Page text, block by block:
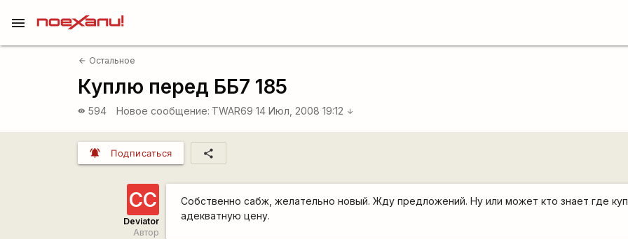
menu
arrow_back Остальное
Куплю перед ББ7 185
visibility 594 Новое сообщение: TWAR69 14 Июл, 2008 19:12 arrow_downward
notifications_active Подписаться share
СС
Deviator
Автор
Собственно сабж, желательно новый. Жду предложений. Ну или может кто знает где
адекватную цену.